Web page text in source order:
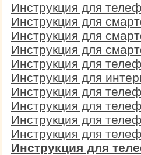
Инструкция для
Инструкция для
Инструкция для
Инструкция для
Инструкция для
Инструкция для
Инструкция для
Инструкция для
Инструкция для
Инструкция для
Инструкция для